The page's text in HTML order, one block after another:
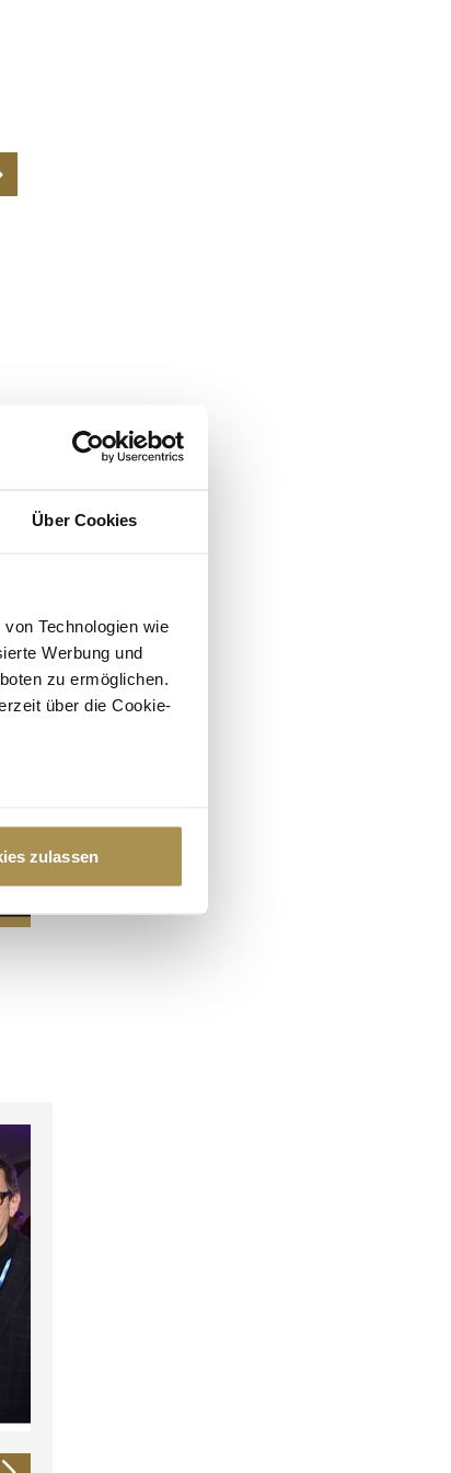
Über Cookies
Technologien wie
Werbung und
zu ermöglichen.
über die Cookie-
im
anbieten zu können
diese Informationen
Ihrer Nutzung
zulassen